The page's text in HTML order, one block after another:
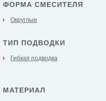
ФОРМА СМЕСИТЕЛЯ
Округлые
ТИП ПОДВОДКИ
Гибкая подводка
МАТЕРИАЛ